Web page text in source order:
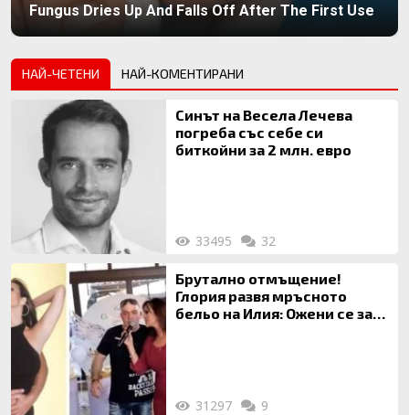
Fungus Dries Up And Falls Off After The First Use
НАЙ-ЧЕТЕНИ НАЙ-КОМЕНТИРАНИ
Синът на Весела Лечева
погреба със себе си
биткойни за 2 млн. евро
33495 32
Брутално отмъщение!
Глория развя мръсното
бельо на Илия: Ожени се за
31297 9